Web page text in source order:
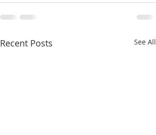
Recent Posts See All